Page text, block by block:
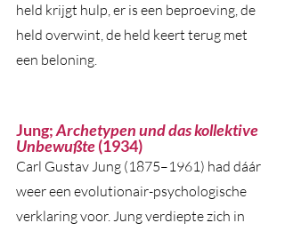
held krijgt hulp, er is een beproeving, de
held overwint, de held keert terug met
een beloning.
Jung; Archetypen und das kollektive
Unbewußte (1934)
Carl Gustav Jung (1875–1961) had dáár
weer een evolutionair-psychologische
verklaring voor. Jung verdiepte zich in